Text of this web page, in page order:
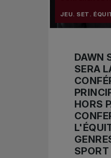
JEU. SET.
DAWN
SERA
HORS
SPORT